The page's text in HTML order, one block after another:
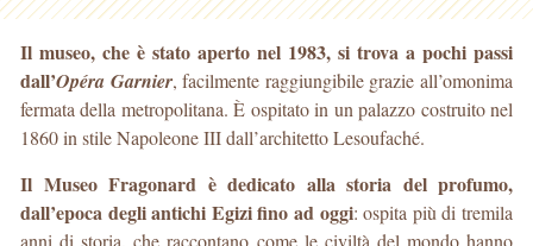
Il museo, che è stato aperto nel 1983, si trova a pochi passi
dall’Opéra Garnier, facilmente raggiungibile grazie all’omonima
fermata della metropolitana. È ospitato in un palazzo costruito nel
1860 in stile Napoleone III dall’architetto Lesoufaché.
Il Museo Fragonard è dedicato alla storia del profumo,
dall’epoca degli antichi Egizi fino ad oggi: ospita più di tremila
anni di storia, che raccontano come le civiltà del mondo hanno